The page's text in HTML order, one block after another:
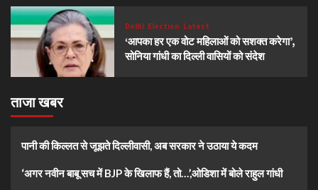
Delhi Election Latest
‘आपका हर एक वोट महिलाओं को सशक्त करेगा’,
सोनिया गांधी का दिल्ली वासियों को संदेश
ताजा खबर
पानी की किल्लत से जूझते दिल्लीवासी, अब सरकार ने उठाया ये कदम
‘अगर नवीन बाबू सच में BJP के खिलाफ हैं, तो…’,ओडिशा में बोले राहुल गांधी